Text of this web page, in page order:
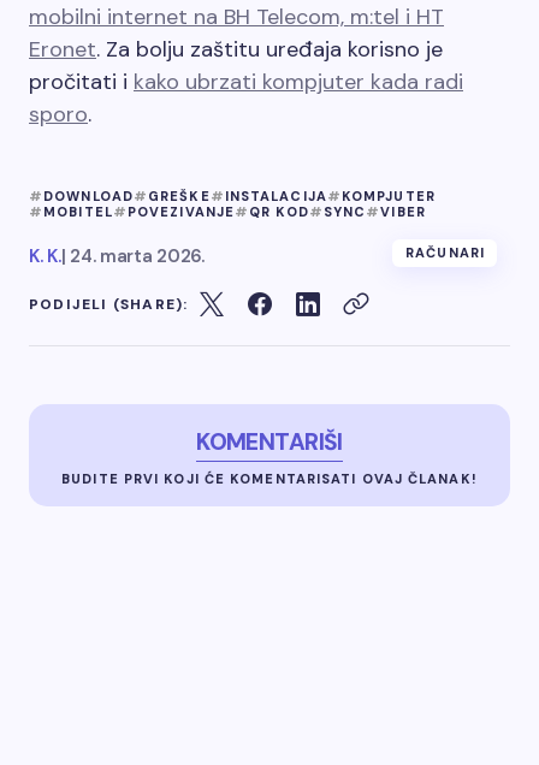
mobilni internet na BH Telecom, m:tel i HT
Eronet. Za bolju zaštitu uređaja korisno je
pročitati i kako ubrzati kompjuter kada radi
sporo.
DOWNLOAD GREŠKE INSTALACIJA
KOMPJUTER
MOBITEL
POVEZIVANJE QR KOD SYNC VIBER
K. K.| 24. marta 2026. RAČUNARI
PODIJELI (SHARE):
KOMENTARIŠI
BUDITE PRVI KOJI ĆE KOMENTARISATI OVAJ ČLANAK!